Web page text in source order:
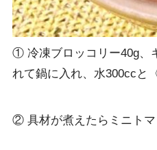
① 冷凍ブロッコリー40g、
れて鍋に入れ、水300ccと
② 具材が煮えたらミニト